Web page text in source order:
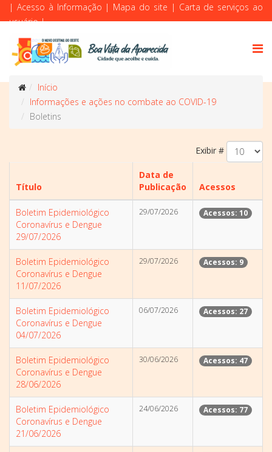
| Acesso à Informação | Mapa do site | Carta de serviços ao
usuário|
Início
Informações e ações no combate ao COVID-19
Boletins
Exibir #
Título
Data de
Publicação
Acessos
Boletim Epidemiológico
Coronavírus e Dengue
29/07/2026
29/07/2026 Acessos: 10
Boletim Epidemiológico
Coronavírus e Dengue
11/07/2026
29/07/2026 Acessos: 9
Boletim Epidemiológico
Coronavírus e Dengue
04/07/2026
06/07/2026 Acessos: 27
Boletim Epidemiológico
Coronavírus e Dengue
28/06/2026
30/06/2026 Acessos: 47
Boletim Epidemiológico
Coronavírus e Dengue
21/06/2026
24/06/2026 Acessos: 77